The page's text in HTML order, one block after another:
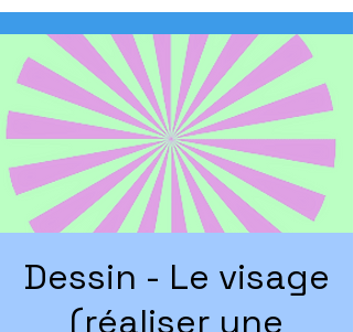
Dessin - Le visage
(réaliser une